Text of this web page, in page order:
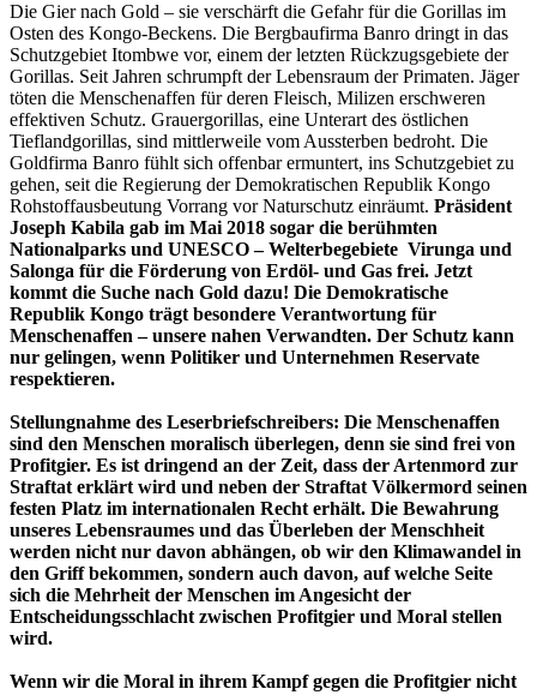
Die Gier nach Gold – sie verschärft die Gefahr für die Gorillas im
Osten des Kongo-Beckens. Die Bergbaufirma Banro dringt in das
Schutzgebiet Itombwe vor, einem der letzten Rückzugsgebiete der
Gorillas. Seit Jahren schrumpft der Lebensraum der Primaten. Jäger
töten die Menschenaffen für deren Fleisch, Milizen erschweren
effektiven Schutz. Grauergorillas, eine Unterart des östlichen
Tieflandgorillas, sind mittlerweile vom Aussterben bedroht. Die
Goldfirma Banro fühlt sich offenbar ermuntert, ins Schutzgebiet zu
gehen, seit die Regierung der Demokratischen Republik Kongo
Rohstoffausbeutung Vorrang vor Naturschutz einräumt. Präsident
Joseph Kabila gab im Mai 2018 sogar die berühmten
Nationalparks und UNESCO – Welterbegebiete Virunga und
Salonga für die Förderung von Erdöl- und Gas frei. Jetzt
kommt die Suche nach Gold dazu! Die Demokratische
Republik Kongo trägt besondere Verantwortung für
Menschenaffen – unsere nahen Verwandten. Der Schutz kann
nur gelingen, wenn Politiker und Unternehmen Reservate
respektieren.
Stellungnahme des Leserbriefschreibers: Die Menschenaffen
sind den Menschen moralisch überlegen, denn sie sind frei von
Profitgier. Es ist dringend an der Zeit, dass der Artenmord zur
Straftat erklärt wird und neben der Straftat Völkermord seinen
festen Platz im internationalen Recht erhält. Die Bewahrung
unseres Lebensraumes und das Überleben der Menschheit
werden nicht nur davon abhängen, ob wir den Klimawandel in
den Griff bekommen, sondern auch davon, auf welche Seite
sich die Mehrheit der Menschen im Angesicht der
Entscheidungsschlacht zwischen Profitgier und Moral stellen
wird.
Wenn wir die Moral in ihrem Kampf gegen die Profitgier nicht